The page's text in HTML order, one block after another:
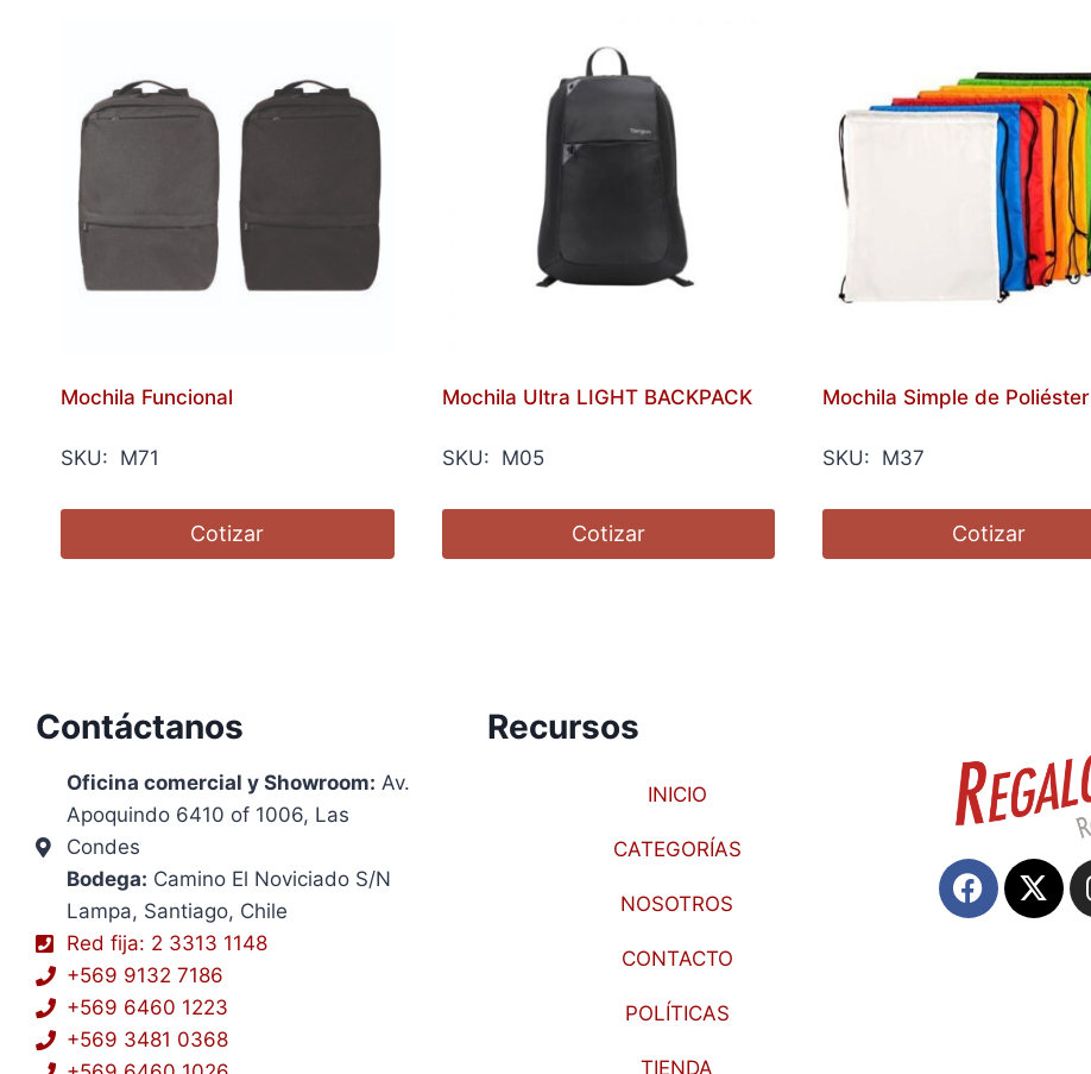
Mochila Funcional
SKU: M71
Cotizar
Mochila Ultra LIGHT BACKPACK
SKU: M05
Cotizar
Mochila Simple de Poliéster
SKU: M37
Cotizar
Contáctanos
Oficina comercial y Showroom: Av.
Apoquindo 6410 of 1006, Las
Condes
Bodega: Camino El Noviciado S/N
Lampa, Santiago, Chile
Red fija: 2 3313 1148
+569 9132 7186
+569 6460 1223
+569 3481 0368
Recursos
INICIO
CATEGORÍAS
NOSOTROS
CONTACTO
POLÍTICAS
TIENDA